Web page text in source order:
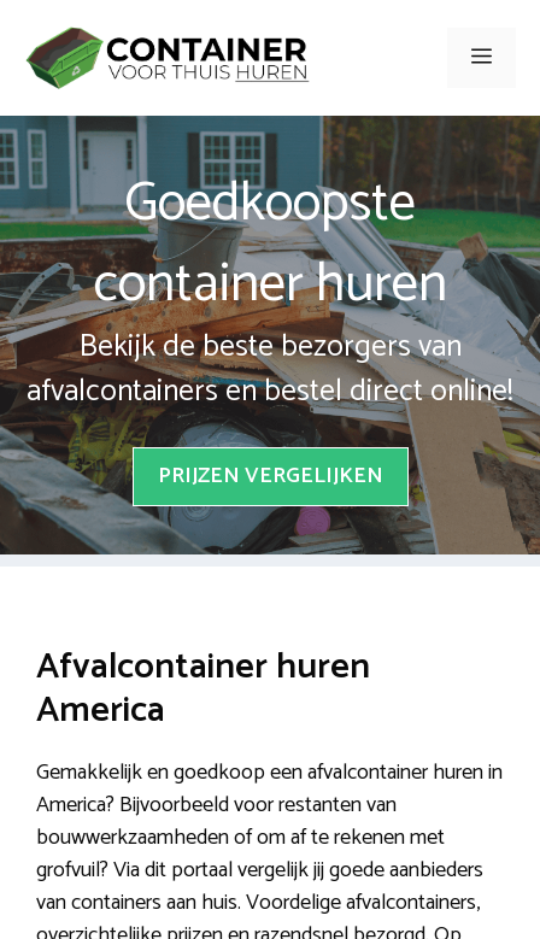
naar
inhoud
Menu
Goedkoopste
container huren
Bekijk de beste bezorgers van
afvalcontainers en bestel direct online!
PRIJZEN VERGELIJKEN
Afvalcontainer huren
America
Gemakkelijk en goedkoop een afvalcontainer huren in
America? Bijvoorbeeld voor restanten van
bouwwerkzaamheden of om af te rekenen met
grofvuil? Via dit portaal vergelijk jij goede aanbieders
van containers aan huis. Voordelige afvalcontainers,